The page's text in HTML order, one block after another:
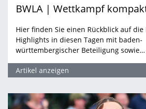
BWLA | Wettkampf
Hier finden Sie einen Rückblick auf
Highlights in diesen Tagen mit baden-
württembergischer Beteiligung sowie…
Artikel anzeigen